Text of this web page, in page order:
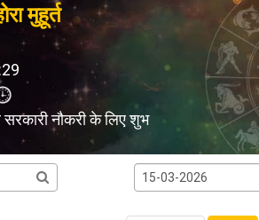
मुहूर्त
सरकारी नौकरी के लिए शुभ